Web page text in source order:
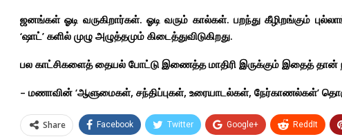
ஜனங்கள் ஓடி வருகிறார்கள். ஓடி வரும் கால்கள். பறந்து கீழிறங்கும்
‘ஷாட்’ களில் முழு அழுத்தமும் கிடைத்துவிடுகிறது.
பல காட்சிகளைத் தையல் போட்டு இணைத்த மாதிரி இருக்கும் இதைத்
– மணாவின் ‘ஆளுமைகள், சந்திப்புகள், உரையாடல்கள், நேர்காணல்கள்’
Share Facebook Twitter Google+ ReddIt